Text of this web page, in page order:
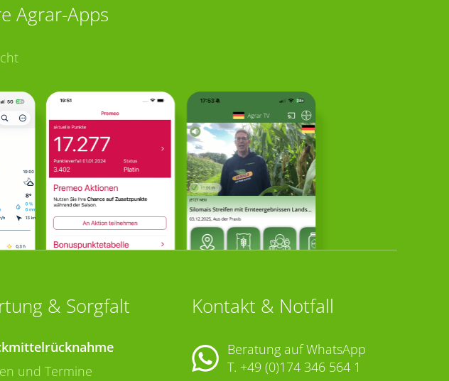
Agrar-Apps
& Sorgfalt
und Termine
Kontakt & Notfall
Beratung auf WhatsApp
T. +49 (0)174 346 564 1